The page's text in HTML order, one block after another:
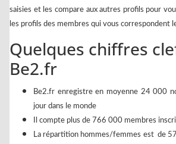
saisies et les compare aux autres profils pour
les profils des membres qui vous correspondent
Quelques chiffres
Be2.fr
Be2.fr enregistre en moyenne 24 000
jour dans le monde
Il compte plus de 766 000 membres
La répartition hommes/femmes est de